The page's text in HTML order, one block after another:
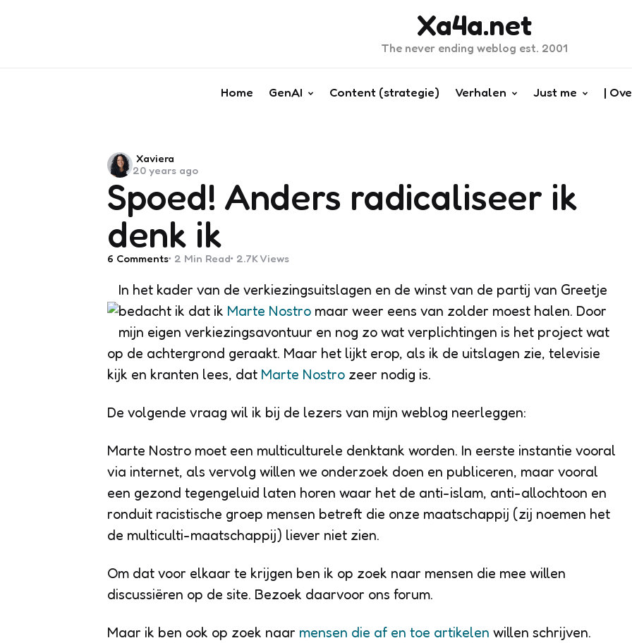
Xa4a.net
The never ending weblog est. 2001
Home GenAI Content (strategie) Verhalen Just me |
Spoed! Anders radicaliseer ik
denk ik
Posted
by
Xaviera
20 years ago
6 Comments 2 Min Read 2.7K Views
In het kader van de verkiezingsuitslagen en de winst van de partij van Greetje
bedacht ik dat ik Marte Nostro maar weer eens van zolder moest halen. Door
mijn eigen verkiezingsavontuur en nog zo wat verplichtingen is het project wat
op de achtergrond geraakt. Maar het lijkt erop, als ik de uitslagen zie, televisie
kijk en kranten lees, dat Marte Nostro zeer nodig is.
De volgende vraag wil ik bij de lezers van mijn weblog neerleggen:
Marte Nostro moet een multiculturele denktank worden. In eerste instantie vooral
via internet, als vervolg willen we onderzoek doen en publiceren, maar vooral
een gezond tegengeluid laten horen waar het de anti-islam, anti-allochtoon en
ronduit racistische groep mensen betreft die onze maatschappij (zij noemen het
de multiculti-maatschappij) liever niet zien.
Om dat voor elkaar te krijgen ben ik op zoek naar mensen die mee willen
discussiëren op de site. Bezoek daarvoor ons forum.
Maar ik ben ook op zoek naar mensen die af en toe artikelen willen schrijven.